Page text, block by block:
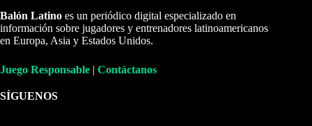
Balón Latino es un periódico digital especializado en
información sobre jugadores y entrenadores latinoamericanos
en Europa, Asia y Estados Unidos.
Juego Responsable | Contáctanos
SÍGUENOS